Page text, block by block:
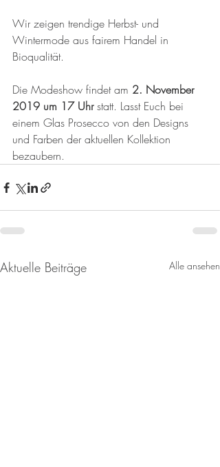
Wir zeigen trendige Herbst- und
Wintermode aus fairem Handel in
Bioqualität.
Die Modeshow findet am 2. November
2019 um 17 Uhr statt. Lasst Euch bei
einem Glas Prosecco von den Designs
und Farben der aktuellen Kollektion
bezaubern.
Aktuelle Beiträge Alle ansehen